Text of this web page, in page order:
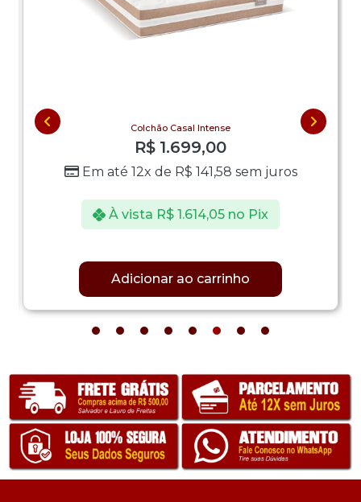
Colchão Casal Intense
R$ 1.699,00
Em até 12x de R$ 141,58 sem juros
À vista R$ 1.614,05 no Pix
Adicionar ao carrinho